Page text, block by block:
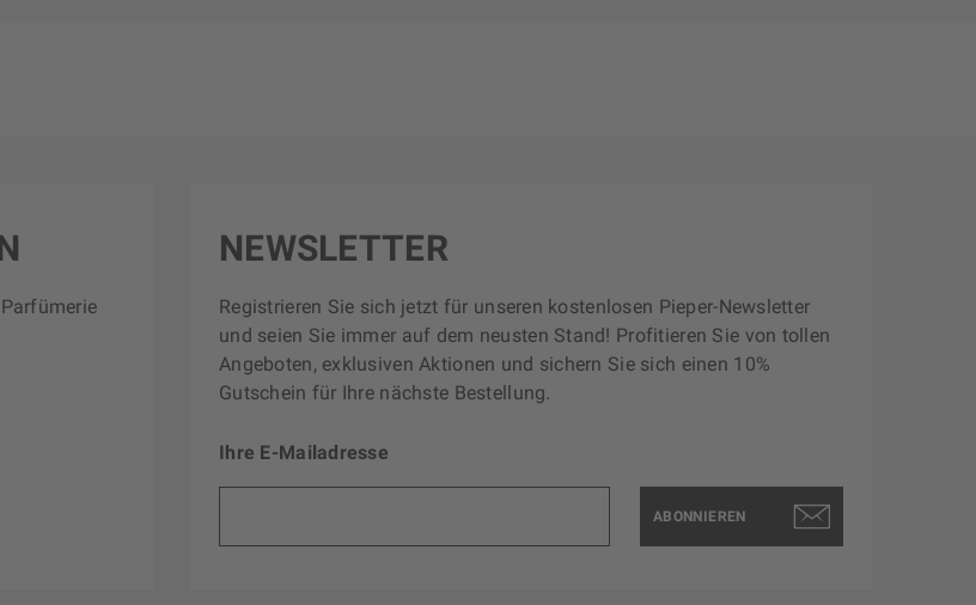
NEWSLETTER
Registrieren Sie sich jetzt für unseren kostenlosen Pieper-Newsletter
und seien Sie immer auf dem neusten Stand! Profitieren Sie von tollen
Angeboten, exklusiven Aktionen und sichern Sie sich einen 10%
Gutschein für Ihre nächste Bestellung.
Ihre E-Mailadresse
ABONNIEREN